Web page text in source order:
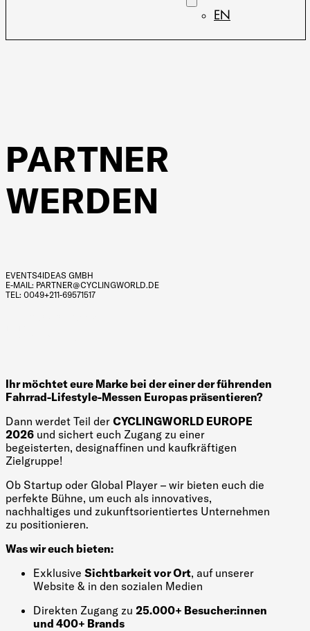
EN
PARTNER
WERDEN
EVENTS4IDEAS GMBH
E-MAIL: PARTNER@CYCLINGWORLD.DE
TEL: 0049+211-69571517
Ihr möchtet eure Marke bei der einer der führenden
Fahrrad-Lifestyle-Messen Europas präsentieren?
Dann werdet Teil der CYCLINGWORLD EUROPE
2026 und sichert euch Zugang zu einer
begeisterten, designaffinen und kaufkräftigen
Zielgruppe!
Ob Startup oder Global Player – wir bieten euch die
perfekte Bühne, um euch als innovatives,
nachhaltiges und zukunftsorientiertes Unternehmen
zu positionieren.
Was wir euch bieten:
Exklusive Sichtbarkeit vor Ort, auf unserer
Website & in den sozialen Medien
Direkten Zugang zu 25.000+ Besucher:innen
und 400+ Brands